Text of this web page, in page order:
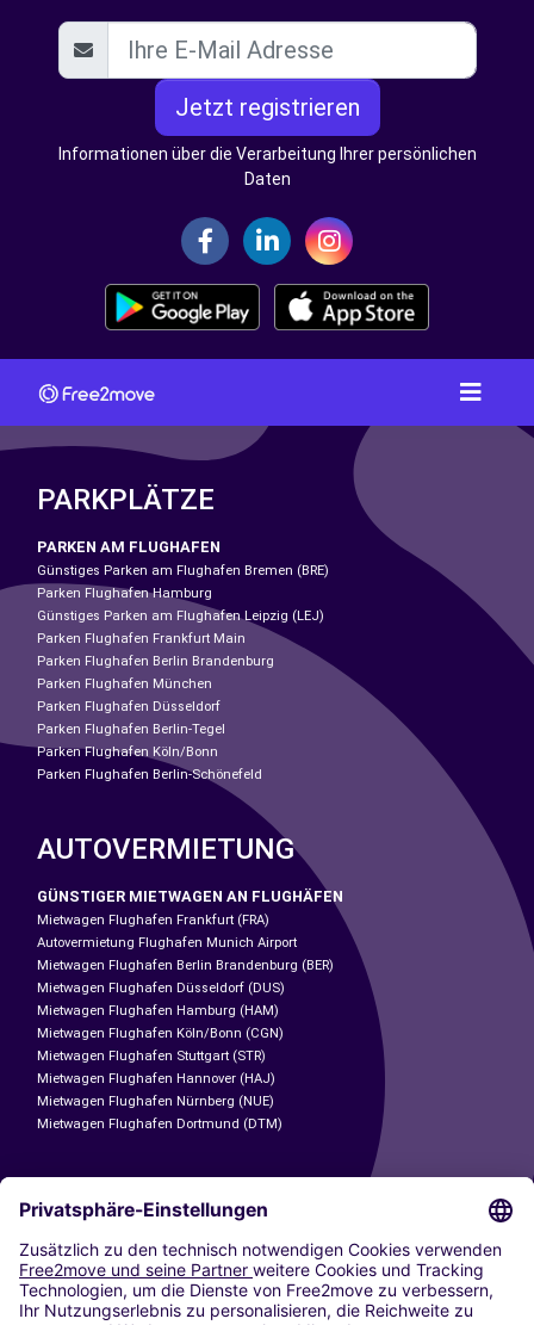
Jetzt registrieren
Informationen über die Verarbeitung Ihrer persönlichen
Daten
PARKPLÄTZE
PARKEN AM FLUGHAFEN
Günstiges Parken am Flughafen Bremen (BRE)
Parken Flughafen Hamburg
Günstiges Parken am Flughafen Leipzig (LEJ)
Parken Flughafen Frankfurt Main
Parken Flughafen Berlin Brandenburg
Parken Flughafen München
Parken Flughafen Düsseldorf
Parken Flughafen Berlin-Tegel
Parken Flughafen Köln/Bonn
Parken Flughafen Berlin-Schönefeld
AUTOVERMIETUNG
GÜNSTIGER MIETWAGEN AN FLUGHÄFEN
Mietwagen Flughafen Frankfurt (FRA)
Autovermietung Flughafen Munich Airport
Mietwagen Flughafen Berlin Brandenburg (BER)
Mietwagen Flughafen Düsseldorf (DUS)
Mietwagen Flughafen Hamburg (HAM)
Mietwagen Flughafen Köln/Bonn (CGN)
Mietwagen Flughafen Stuttgart (STR)
Mietwagen Flughafen Hannover (HAJ)
Mietwagen Flughafen Nürnberg (NUE)
Mietwagen Flughafen Dortmund (DTM)
CARSHARING
UNSERE STÄDTE
Paris
Madrid
Washington DC